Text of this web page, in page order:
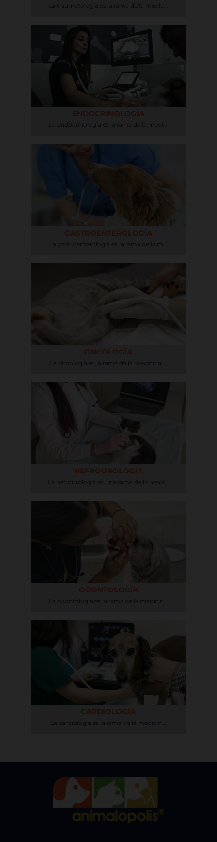
La traumatología es la rama de la medic...
ENDOCRINOLOGÍA
La endocrinología es la rama de la medi...
GASTROENTEROLOGÍA
La gastroenterología es la rama de la m...
ONCOLOGÍA
La oncología es la rama de la medicina ...
NEFROUROLOGÍA
La nefrourología es una rama de la medi...
ODONTOLOGÍA
La odontología es la rama de la medicin...
CARDIOLOGÍA
La cardiología es la rama de la medicin...